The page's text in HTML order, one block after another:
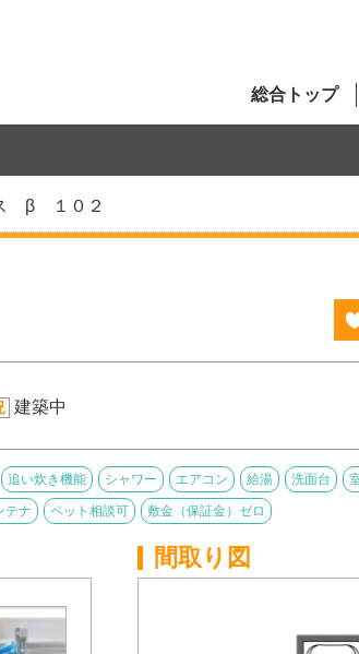
総合トップ
β １０２
建築中
追い炊き機能 シャワー エアコン 給湯 洗面台
テナ ペット相談可 敷金（保証金）ゼロ
間取り図